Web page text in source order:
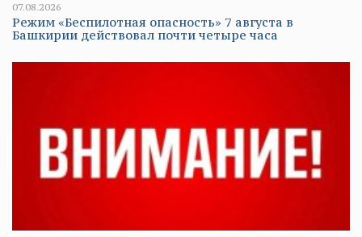
07.08.2026
Режим «Беспилотная опасность» 7 августа в
Башкирии действовал почти четыре часа